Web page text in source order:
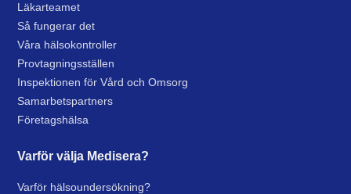
Läkarteamet
Så fungerar det
Våra hälsokontroller
Provtagningsställen
Inspektionen för Vård och Omsorg
Samarbetspartners
Företagshälsa
Varför välja Medisera?
Varför hälsoundersökning?